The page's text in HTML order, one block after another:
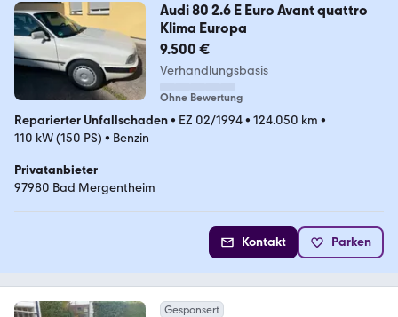
Audi 80 2.6 E Euro Avant quattro
Klima Europa
9.500 €
Verhandlungsbasis
Ohne Bewertung
Reparierter Unfallschaden• EZ 02/1994• 124.050 km •
110 kW (150 PS) • Benzin
Privatanbieter
97980 Bad Mergentheim
Kontakt Parken
Gesponsert